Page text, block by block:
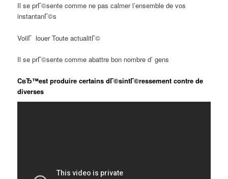
Il se prГ©sente comme ne pas calmer l’ensemble de vos
instantanГ©s
VoilГ louer Toute actualitГ©
Il se prГ©sente comme abattre bon nombre d’ gens
CвЂ™est produire certains dГ©sintГ©ressement contre de
diverses